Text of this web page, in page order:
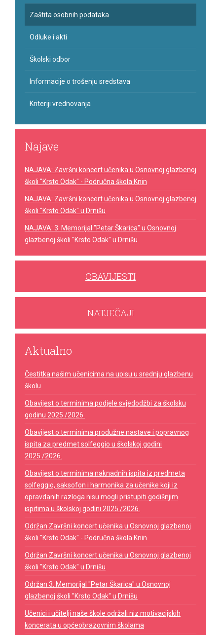
Zaštita osobnih podataka
Odluke i akti
Školski odbor
Informacije o trošenju sredstava
Kriteriji vrednovanja
Najave
NAJAVA: Završni koncert učenika u Osnovnoj glazbenoj
školi "Krsto Odak" - Područna škola Knin
NAJAVA: Završni koncert učenika u Osnovnoj glazbenoj
školi "Krsto Odak" u Drnišu
NAJAVA: 3. Memorijal "Petar Škarica" u Osnovnoj
glazbenoj školi "Krsto Odak" u Drnišu
OBAVIJESTI
NATJEČAJI
Aktualno
Čestitka našim učenicima na upisu u srednju glazbenu
školu
Obavijest o terminima podjele svjedodžbi za školsku
godinu 2025./2026.
Obavijest o terminima produžne nastave i popravnog
ispita za predmet solfeggio u školskoj godini
2025./2026.
Obavijest o terminima naknadnih ispita iz predmeta
solfeggio, saksofon i harmonika za učenike koji iz
opravdanih razloga nisu mogli pristupiti godišnjim
ispitima u školskoj godini 2025./2026.
Održan Završni koncert učenika u Osnovnoj glazbenoj
školi "Krsto Odak" - Područna škola Knin
Održan Završni koncert učenika u Osnovnoj glazbenoj
školi "Krsto Odak" u Drnišu
Održan 3. Memorijal "Petar Škarica" u Osnovnoj
glazbenoj školi "Krsto Odak" u Drnišu
Učenici i učitelji naše škole održali niz motivacijskih
koncerata u općeobrazovnim školama